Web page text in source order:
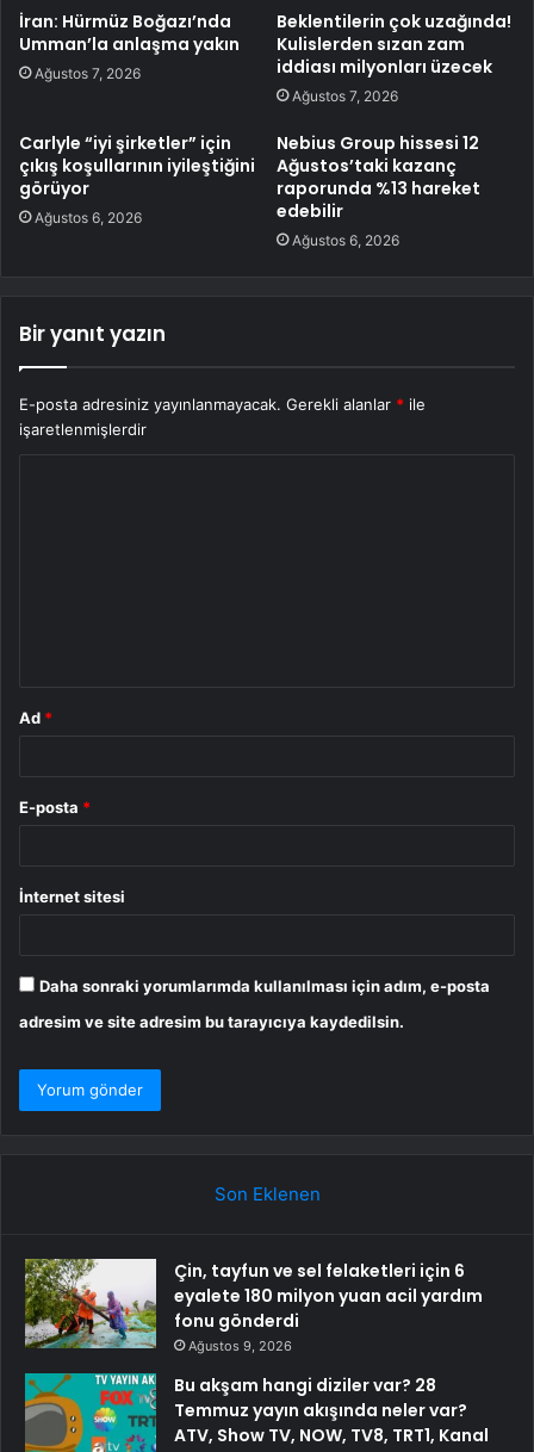
İran: Hürmüz Boğazı’nda
Umman’la anlaşma yakın
Ağustos 7, 2026
Beklentilerin çok uzağında!
Kulislerden sızan zam
iddiası milyonları üzecek
Ağustos 7, 2026
Carlyle “iyi şirketler” için
çıkış koşullarının iyileştiğini
görüyor
Ağustos 6, 2026
Nebius Group hissesi 12
Ağustos’taki kazanç
raporunda %13 hareket
edebilir
Ağustos 6, 2026
Bir yanıt yazın
E-posta adresiniz yayınlanmayacak. Gerekli alanlar * ile
işaretlenmişlerdir
Ad *
E-posta *
İnternet sitesi
Daha sonraki yorumlarımda kullanılması için adım, e-posta
adresim ve site adresim bu tarayıcıya kaydedilsin.
Son Eklenen
Çin, tayfun ve sel felaketleri için 6
eyalete 180 milyon yuan acil yardım
fonu gönderdi
Ağustos 9, 2026
Bu akşam hangi diziler var? 28
Temmuz yayın akışında neler var?
ATV, Show TV, NOW, TV8, TRT1, Kanal